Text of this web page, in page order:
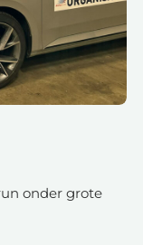
onder grote